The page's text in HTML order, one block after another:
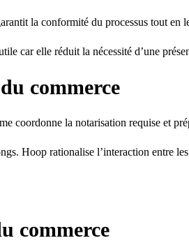
la conformité du processus tout en
car elle réduit la nécessité d’une
commerce
coordonne la notarisation requise et
Hoop rationalise l’interaction entre
commerce